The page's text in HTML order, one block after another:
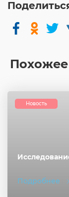
Похожее
Подробнее
Новость